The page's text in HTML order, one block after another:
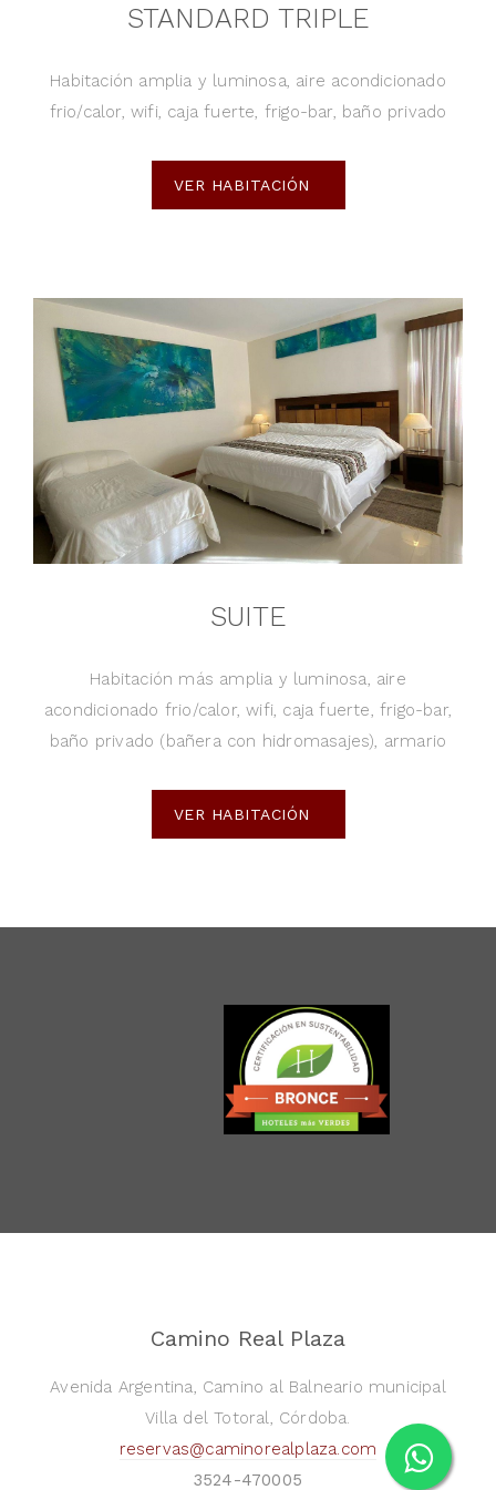
STANDARD TRIPLE
Habitación amplia y luminosa, aire acondicionado
frio/calor, wifi, caja fuerte, frigo-bar, baño privado
VER HABITACIÓN
SUITE
Habitación más amplia y luminosa, aire
acondicionado frio/calor, wifi, caja fuerte, frigo-bar,
baño privado (bañera con hidromasajes), armario
VER HABITACIÓN
Camino Real Plaza
Avenida Argentina, Camino al Balneario municipal
Villa del Totoral, Córdoba.
reservas@caminorealplaza.com
3524-470005